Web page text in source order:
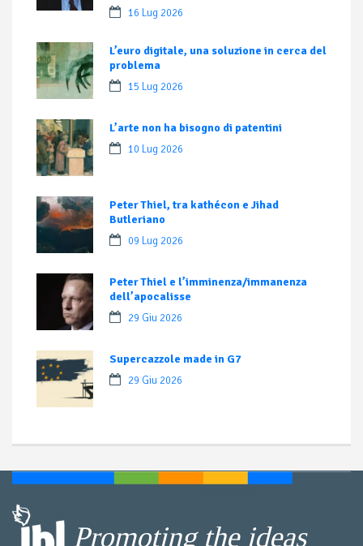
16 Lug 2026
L’euro digitale, una soluzione in cerca del
problema
15 Lug 2026
L’arte non ha bisogno di patentini
10 Lug 2026
Peter Thiel, tra kathécon e Jihad
Butleriano
09 Lug 2026
Peter Thiel e l’imminenza/immanenza
dell’apocalisse
29 Giu 2026
Supercazzole made in G7
29 Giu 2026
Promoting the ideas